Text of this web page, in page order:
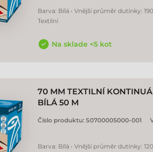
Barva: Bílá • Vnější průměr dutinky:
Textilní
Na sklade <5 kot
70 MM TEXTILNÍ
BÍLÁ 50 M
Číslo produktu: S0700005000-001
Barva: Bílá • Vnější průměr dutinky: